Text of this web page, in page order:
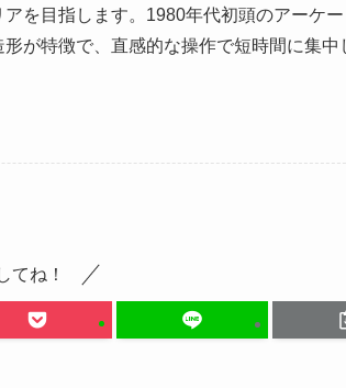
を目指します。1980年代初頭のアーケー
が特徴で、直感的な操作で短時間に集中
てね！